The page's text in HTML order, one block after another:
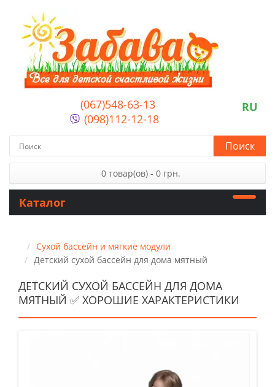
(067)548-63-13
(098)112-12-18
RU
Поиск
0 товар(ов) - 0 грн.
Каталог
Сухой бассейн и мягкие модули
Детский сухой бассейн для дома мятный
ДЕТСКИЙ СУХОЙ БАССЕЙН ДЛЯ ДОМА
МЯТНЫЙ ✅ ХОРОШИЕ ХАРАКТЕРИСТИКИ